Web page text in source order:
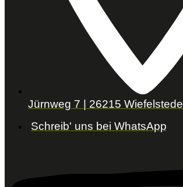
Jürnweg 7 | 26215 Wiefelstede
Schreib' uns bei WhatsApp